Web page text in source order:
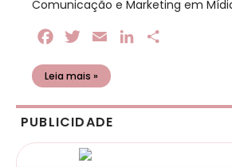
Comunicação e Marketing em
FacebookTwitterEmail LinkedIn
Leia mais »
PUBLICIDADE